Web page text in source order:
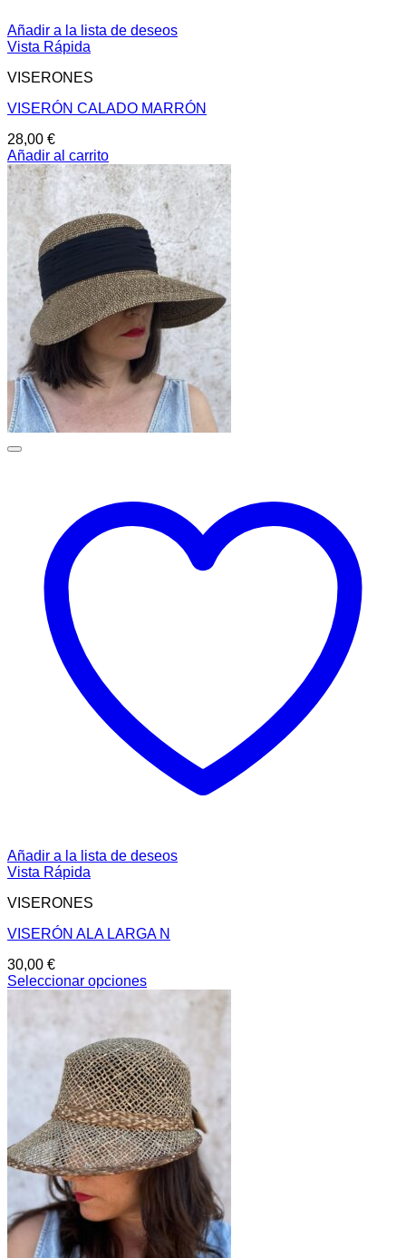
Añadir a la lista de deseos
Vista Rápida
VISERONES
VISERÓN CALADO MARRÓN
28,00 €
Añadir al carrito
Añadir a la lista de deseos
Vista Rápida
VISERONES
VISERÓN ALA LARGA N
30,00 €
Seleccionar opciones
variantes.
opciones
pueden
elegir
en
la
página
de
producto